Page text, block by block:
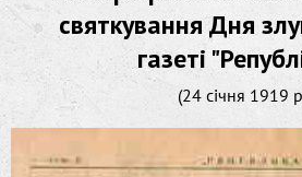
святкування Дня
газеті
(24 січня 1919